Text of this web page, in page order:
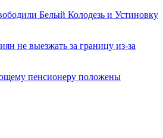
Белый Колодезь и Устиновку
не выезжать за границу из-за
пенсионеру положены